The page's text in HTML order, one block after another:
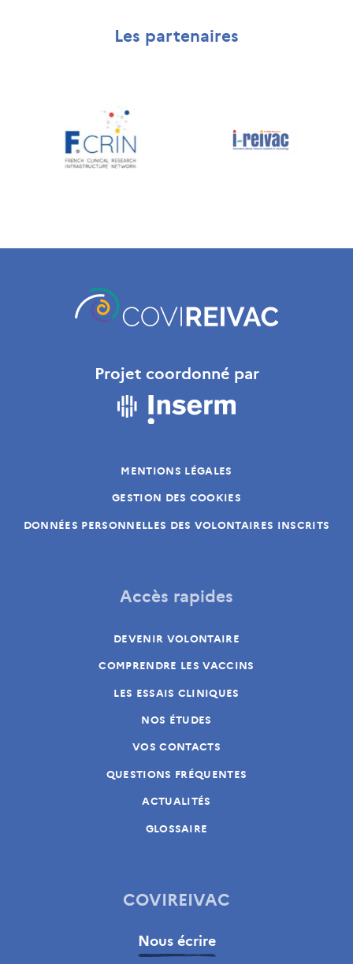
Les partenaires
Projet coordonné par
MENTIONS LÉGALES
GESTION DES COOKIES
DONNÉES PERSONNELLES DES VOLONTAIRES INSCRITS
Accès rapides
DEVENIR VOLONTAIRE
COMPRENDRE LES VACCINS
LES ESSAIS CLINIQUES
NOS ÉTUDES
VOS CONTACTS
QUESTIONS FRÉQUENTES
ACTUALITÉS
GLOSSAIRE
COVIREIVAC
Nous écrire